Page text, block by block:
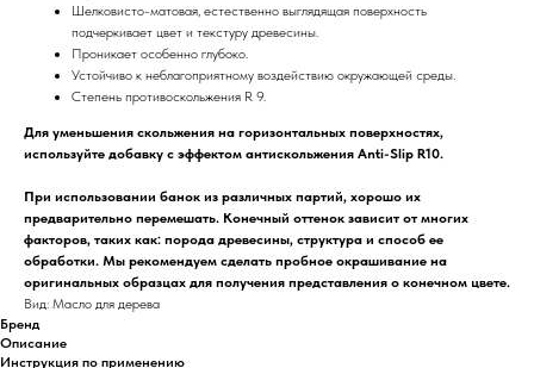
Шелковисто-матовая, естественно выглядящая поверхность
подчеркивает цвет и текстуру древесины.
Проникает особенно глубоко.
Устойчиво к неблагоприятному воздействию окружающей среды.
Степень противоскольжения R 9.
Для уменьшения скольжения на горизонтальных поверхностях,
используйте добавку с эффектом антискольжения Anti-Slip R10.
При использовании банок из различных партий, хорошо их
предварительно перемешать. Конечный оттенок зависит от многих
факторов, таких как: порода древесины, структура и способ ее
обработки. Мы рекомендуем сделать пробное окрашивание на
оригинальных образцах для получения представления о конечном цвете.
Вид: Масло для дерева
Бренд
Описание
Инструкция по применению